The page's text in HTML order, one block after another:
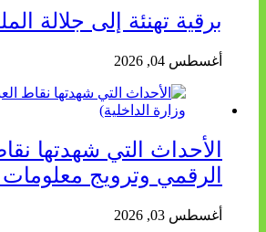
برقية تهنئة إلى جلالة
أغسطس 04, 2026
الأحداث التي شهدتها
الرقمي وترويج
أغسطس 03, 2026